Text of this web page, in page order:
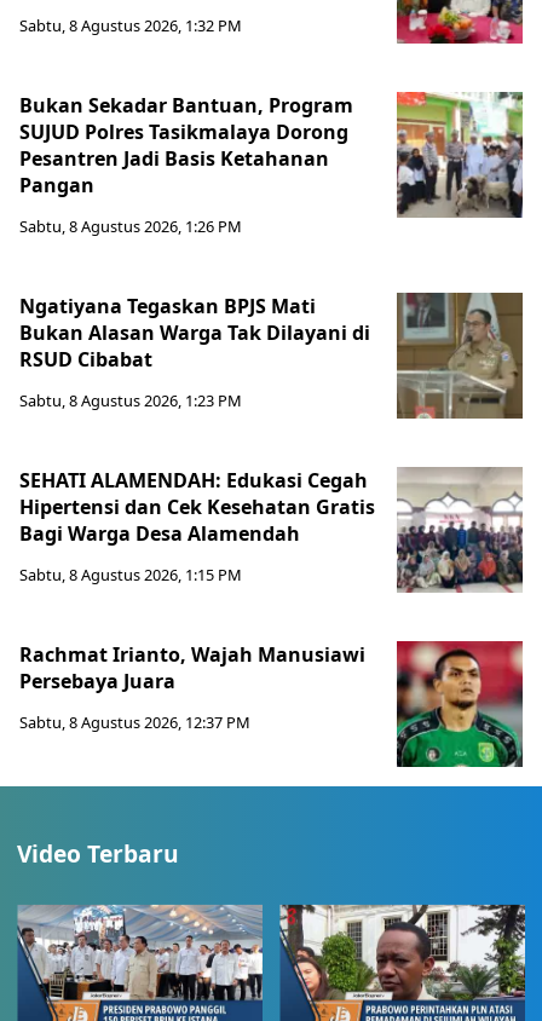
Sabtu, 8 Agustus 2026, 1:32 PM
Bukan Sekadar Bantuan, Program
SUJUD Polres Tasikmalaya Dorong
Pesantren Jadi Basis Ketahanan
Pangan
Sabtu, 8 Agustus 2026, 1:26 PM
Ngatiyana Tegaskan BPJS Mati
Bukan Alasan Warga Tak Dilayani di
RSUD Cibabat
Sabtu, 8 Agustus 2026, 1:23 PM
SEHATI ALAMENDAH: Edukasi Cegah
Hipertensi dan Cek Kesehatan Gratis
Bagi Warga Desa Alamendah
Sabtu, 8 Agustus 2026, 1:15 PM
Rachmat Irianto, Wajah Manusiawi
Persebaya Juara
Sabtu, 8 Agustus 2026, 12:37 PM
Video Terbaru